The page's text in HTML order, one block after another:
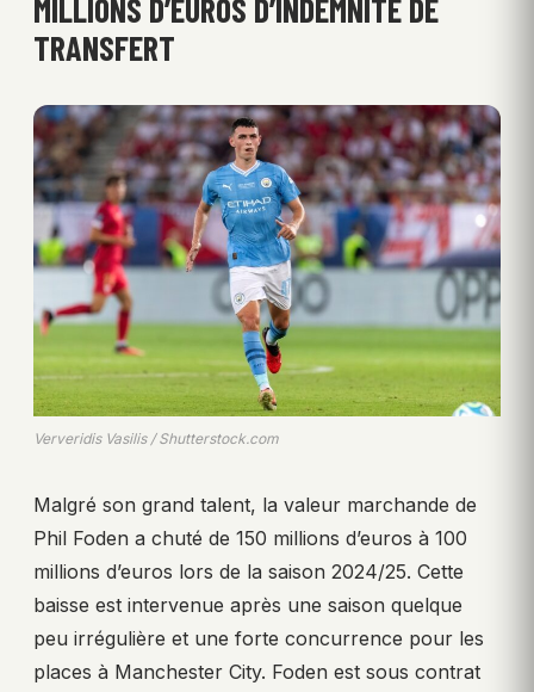
MILLIONS D’EUROS D’INDEMNITÉ DE
TRANSFERT
Ververidis Vasilis / Shutterstock.com
Malgré son grand talent, la valeur marchande de
Phil Foden a chuté de 150 millions d’euros à 100
millions d’euros lors de la saison 2024/25. Cette
baisse est intervenue après une saison quelque
peu irrégulière et une forte concurrence pour les
places à Manchester City. Foden est sous contrat